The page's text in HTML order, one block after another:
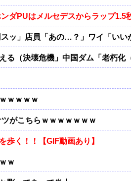
ダPUはメルセデスからラップ1.5
ッ」店員「あの…？」ワイ「いい
る（決壊危機」中国ダム「老朽
ｗｗｗｗ
がこちらｗｗｗｗｗｗｗ
く！！【GIF動画あり】
ｗ